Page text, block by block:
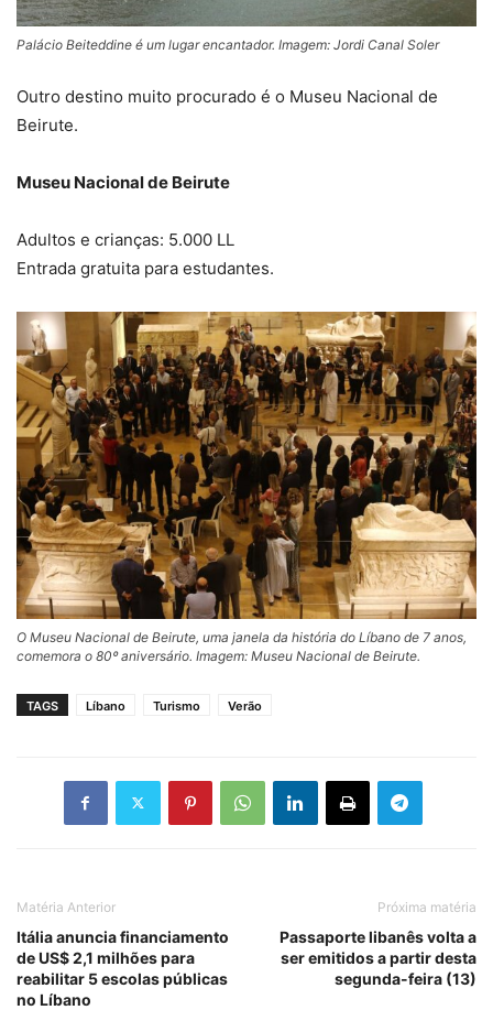
Palácio Beiteddine é um lugar encantador. Imagem: Jordi Canal Soler
Outro destino muito procurado é o Museu Nacional de
Beirute.
Museu Nacional de Beirute
Adultos e crianças: 5.000 LL
Entrada gratuita para estudantes.
O Museu Nacional de Beirute, uma janela da história do Líbano de 7 anos,
comemora o 80º aniversário. Imagem: Museu Nacional de Beirute.
TAGS Líbano Turismo Verão
Matéria Anterior
Itália anuncia financiamento
de US$ 2,1 milhões para
reabilitar 5 escolas públicas
no Líbano
Próxima matéria
Passaporte libanês volta a
ser emitidos a partir desta
segunda-feira (13)